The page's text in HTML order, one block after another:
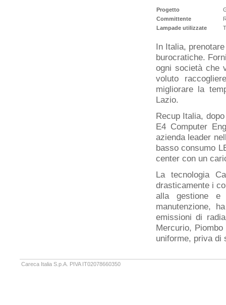
Progetto
Committente
Lampade utilizzate
In Italia,
burocratiche.
ogni società che
voluto
migliorare la
Lazio.
Recup Italia,
E4 Computer
azienda leader
basso consumo
center con un
La tecnologia
drasticamente i
alla gestione e
manutenzione,
emissioni di
Mercurio,
uniforme, priva di
Careca Italia S.p.A. PIVA IT02078660350